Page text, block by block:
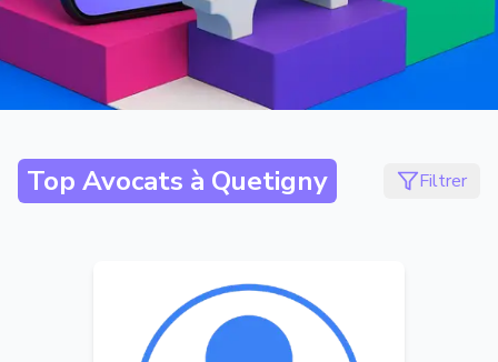
Top Avocats à Quetigny Filtrer